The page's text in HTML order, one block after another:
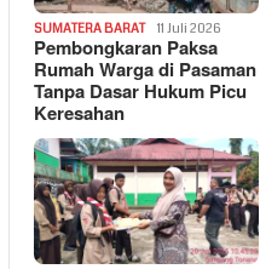
SUMATERA BARAT 11 Juli 2026
Pembongkaran Paksa
Rumah Warga di Pasaman
Tanpa Dasar Hukum Picu
Keresahan